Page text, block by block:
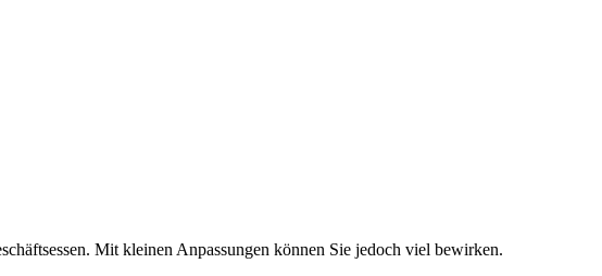
Mit kleinen Anpassungen können Sie jedoch viel bewirken.